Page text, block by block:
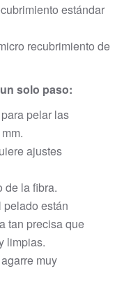
estándar
recubrimiento de
solo paso:
pelar las
ajustes
de la fibra.
pelado están
tan precisa que
limpias.
muy